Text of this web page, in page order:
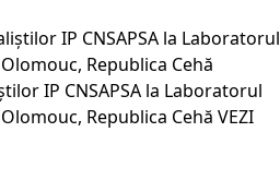
IP CNSAPSA la Laboratorul
Republica Cehă VEZI